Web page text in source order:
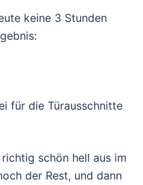
keine 3 Stunden
für die Türausschnitte
schön hell aus im
der Rest, und dann